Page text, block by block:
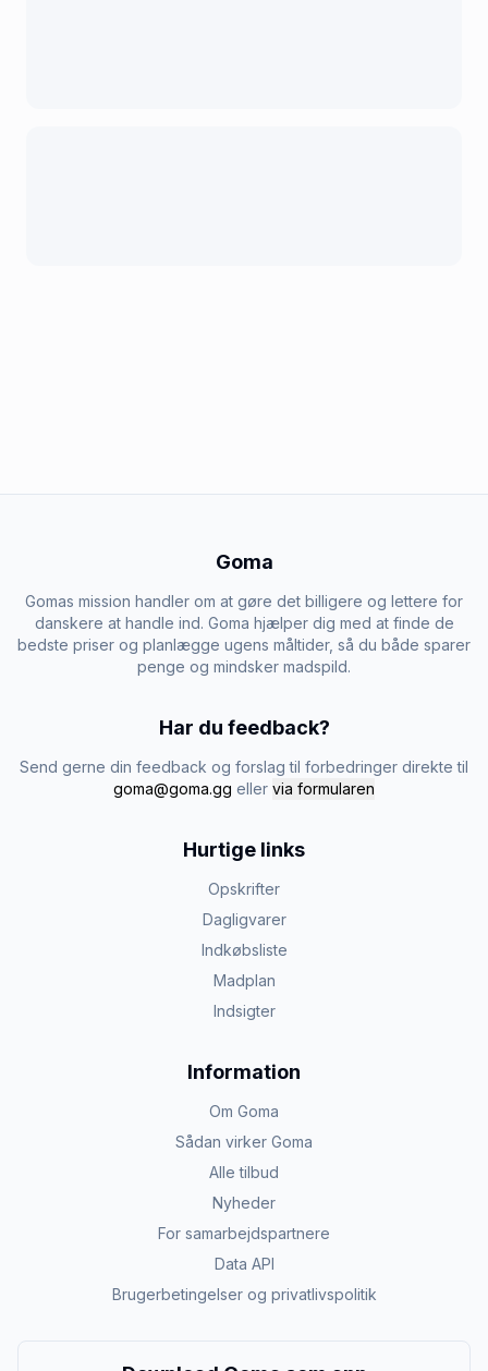
Goma
Gomas mission handler om at gøre det billigere og lettere for
danskere at handle ind. Goma hjælper dig med at finde de
bedste priser og planlægge ugens måltider, så du både sparer
penge og mindsker madspild.
Har du feedback?
Send gerne din feedback og forslag til forbedringer direkte til
goma@goma.gg eller via formularen
Hurtige links
Opskrifter
Dagligvarer
Indkøbsliste
Madplan
Indsigter
Information
Om Goma
Sådan virker Goma
Alle tilbud
Nyheder
For samarbejdspartnere
Data API
Brugerbetingelser og privatlivspolitik